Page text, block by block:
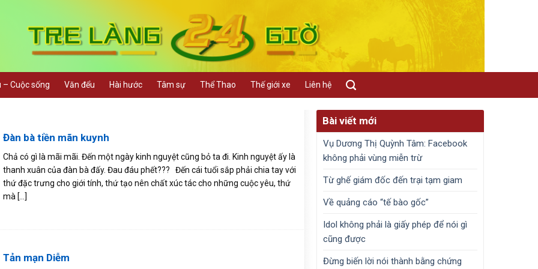
– Cuộc sống Văn đểu Hài hước Tâm sự Thể Thao Thế giới xe Liên hệ
Đàn bà tiền mãn kuynh
Chả có gì là mãi mãi. Đến một ngày kinh nguyệt cũng bỏ ta đi. Kinh nguyệt ấy là
thanh xuân của đàn bà đấy. Đau đáu phết??? Đến cái tuổi sắp phải chia tay với
thứ đặc trưng cho giới tính, thứ tạo nên chất xúc tác cho những cuộc yêu, thứ
mà [...]
Tản mạn Diễm
Bài viết mới
Vụ Dương Thị Quỳnh Tâm: Facebook
không phải vùng miễn trừ
Từ ghế giám đốc đến trại tạm giam
Về quảng cáo “tế bào gốc”
Idol không phải là giấy phép để nói gì
cũng được
Đừng biến lời nói thành bằng chứng